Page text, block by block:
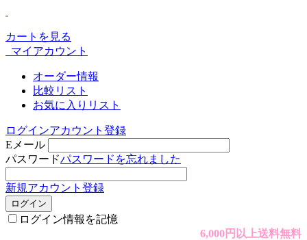
カートを見る
マイアカウント
オーダー情報
比較リスト
お気に入りリスト
ログインアカウント登録
Eメール
パスワードパスワードを忘れました
新規アカウント登録
ログイン
ログイン情報を記憶
6,000円以上送料無料